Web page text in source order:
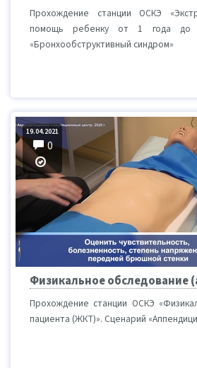
Прохождение станции ОСКЭ
помощь ребенку от 1 года до
«Бронхообструктивный синдром»
19.04.2021
0
Физикальное обследование
Прохождение станции ОСКЭ
пациента (ЖКТ)». Сценарий